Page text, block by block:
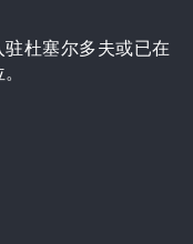
杜塞尔多夫或已在